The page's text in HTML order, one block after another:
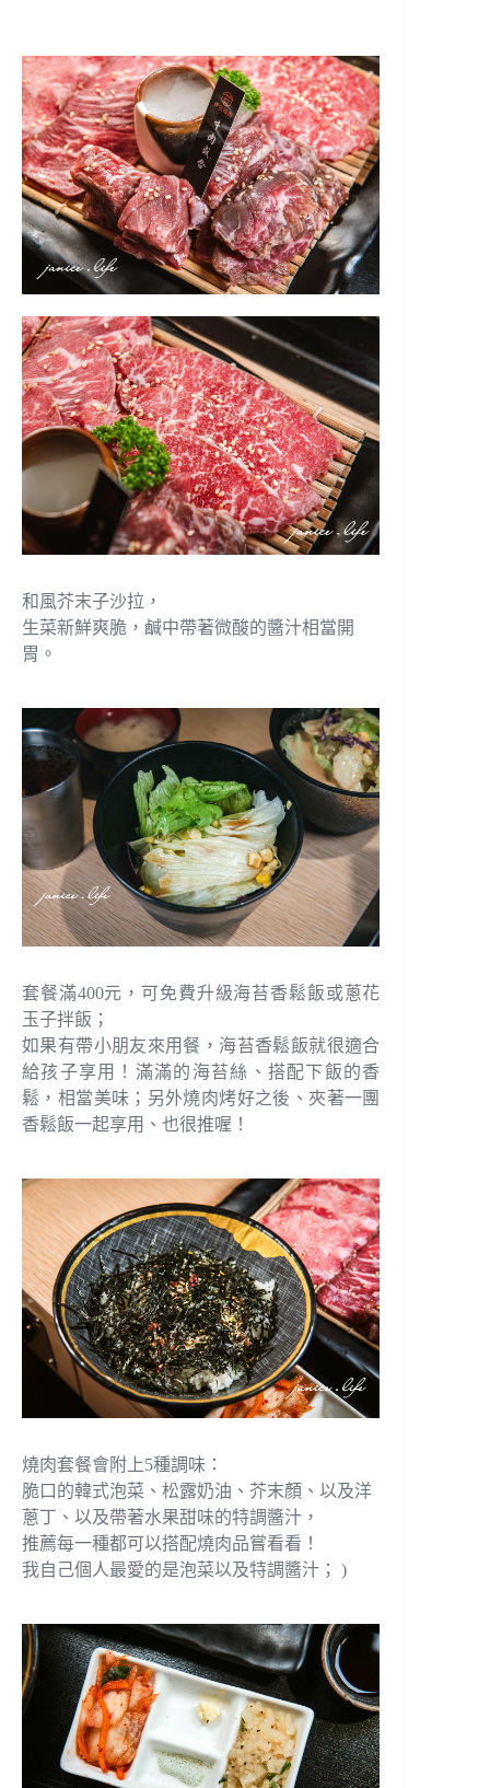
和風芥末子沙拉，
生菜新鮮爽脆，鹹中帶著微酸的醬汁相當開
胃。
套餐滿400元，可免費升級海苔香鬆飯或蔥花
玉子拌飯；
如果有帶小朋友來用餐，海苔香鬆飯就很適合
給孩子享用！滿滿的海苔絲、搭配下飯的香
鬆，相當美味；另外燒肉烤好之後、夾著一團
香鬆飯一起享用、也很推喔！
燒肉套餐會附上5種調味：
脆口的韓式泡菜、松露奶油、芥末顏、以及洋
蔥丁、以及帶著水果甜味的特調醬汁，
推薦每一種都可以搭配燒肉品嘗看看！
我自己個人最愛的是泡菜以及特調醬汁； )